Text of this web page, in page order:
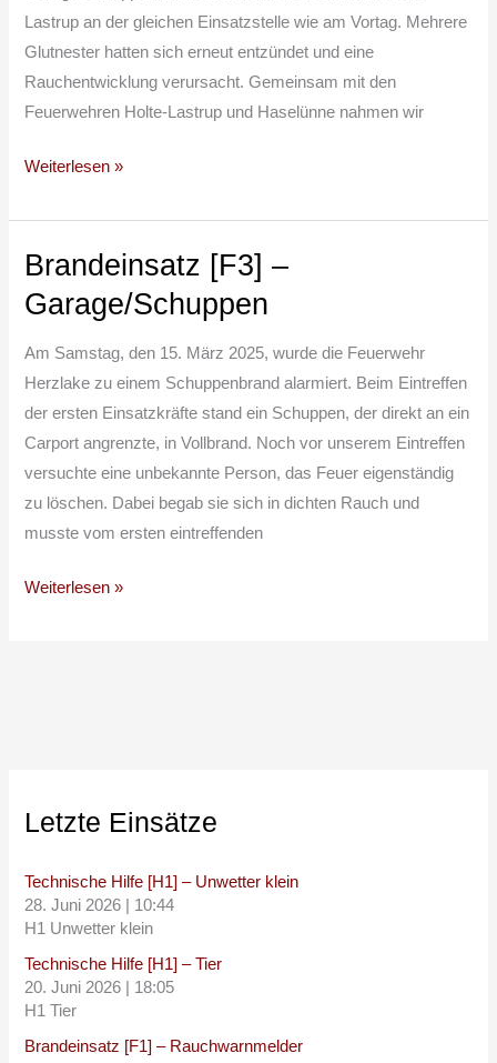
Letzte Einsätze
Technische Hilfe [H1] – Unwetter klein
28. Juni 2026
10:44
H1 Unwetter klein
Technische Hilfe [H1] – Tier
20. Juni 2026
18:05
H1 Tier
Brandeinsatz [F1] – Rauchwarnmelder
Lastrup an der gleichen Einsatzstelle wie am Vortag. Mehrere
Glutnester hatten sich erneut entzündet und eine
Rauchentwicklung verursacht. Gemeinsam mit den
Feuerwehren Holte-Lastrup und Haselünne nahmen wir
Weiterlesen »
Brandeinsatz [F3] –
Garage/Schuppen
Am Samstag, den 15. März 2025, wurde die Feuerwehr
Herzlake zu einem Schuppenbrand alarmiert. Beim Eintreffen
der ersten Einsatzkräfte stand ein Schuppen, der direkt an ein
Carport angrenzte, in Vollbrand. Noch vor unserem Eintreffen
versuchte eine unbekannte Person, das Feuer eigenständig
zu löschen. Dabei begab sie sich in dichten Rauch und
musste vom ersten eintreffenden
Brandeinsatz
–
Garage/Schuppen
Weiterlesen »